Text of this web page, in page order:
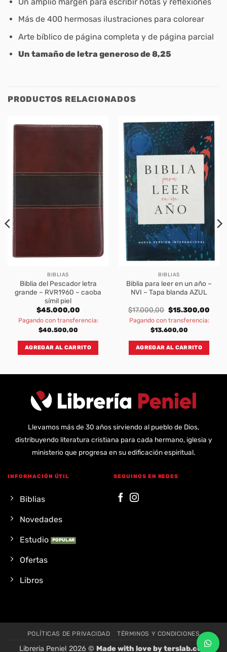
Más de 400 hermosas ilustraciones para colorear
Arte bíblico de página completa y de página parcial
Un tamaño de letra generoso de 8,25
PRODUCTOS RELACIONADOS
BIBLIAS
Biblia del Pescador letra
grande – RVR1960 – caoba
símil piel
$45.000,00
Pagando con transferencia:
$40.500,00
AGREGAR AL CARRITO
BIBLIAS
Biblia para leer en un año –
NVI – Tapa blanda AZUL
$17.000,00 Original
price
was:
$17.000,00.
$15.300,00
is:
Pagando con transferencia:
$13.600,00
AGREGAR AL CARRITO
Llevamos más de 30 años sirviendo al pueblo de Dios,
distribuyendo literatura cristiana para cada hermano, iglesia y
ministerio que progresa en su edificación espiritual.
INFORMACIÓN ÚTIL
Biblias
Novedades
Estudio
Ofertas
Libros
SEGUINOS EN REDES
POLÍTICAS DE PRIVACIDAD TÉRMINOS Y CONDICIONES
Libreria Peniel 2026 © Made with love byterslab.com